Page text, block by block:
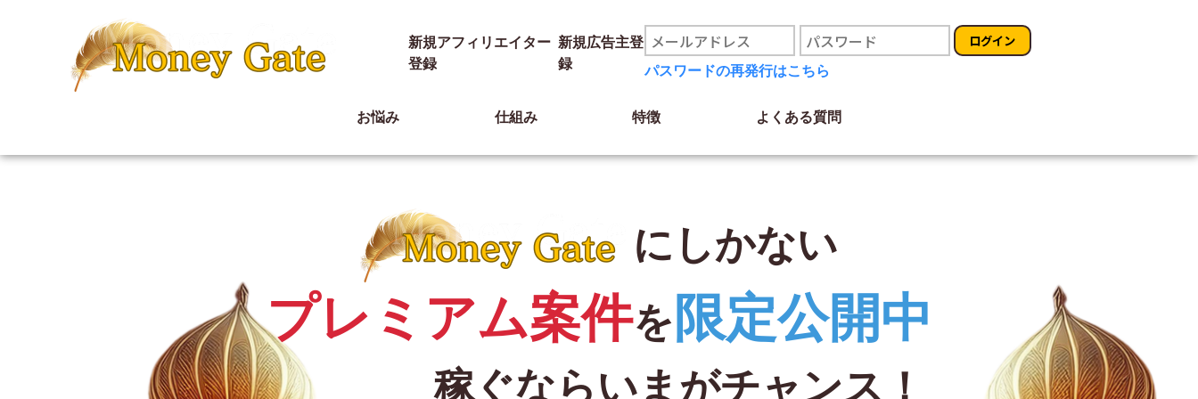
新規アフィリエイター
登録
新規広告主登
録
ログイン
パスワードの再発行はこちら
お悩み 仕組み 特徴 よくある質問
にしかない
プレミアム案件を 限定公開中
稼ぐならいまがチャンス！